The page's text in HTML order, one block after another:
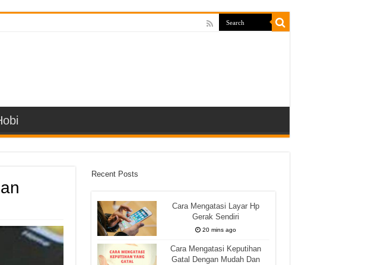
Recent Posts
Cara Mengatasi Layar Hp
Gerak Sendiri
20 mins ago
Cara Mengatasi Keputihan
Gatal Dengan Mudah Dan